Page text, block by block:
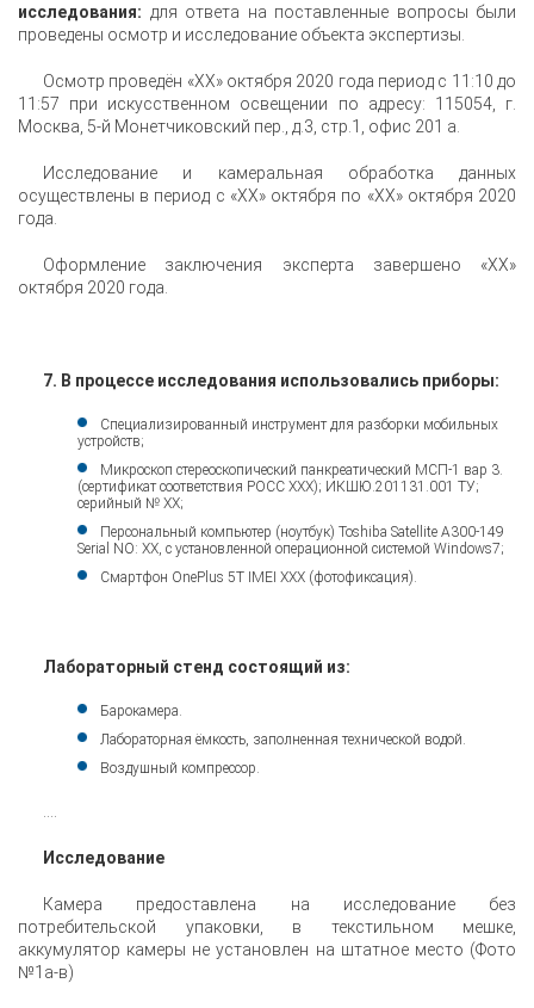
исследования: для ответа на поставленные вопросы были
проведены осмотр и исследование объекта экспертизы.
Осмотр проведён «XX» октября 2020 года период с 11:10 до
11:57 при искусственном освещении по адресу: 115054, г.
Москва, 5-й Монетчиковский пер., д.3, стр.1, офис 201 а.
Исследование и камеральная обработка данных
осуществлены в период с «XX» октября по «XX» октября 2020
года.
Оформление заключения эксперта завершено «XX»
октября 2020 года.
7. В процессе исследования использовались приборы:
Специализированный инструмент для разборки мобильных
устройств;
Микроскоп стереоскопический панкреатический МСП-1 вар 3.
(сертификат соответствия РОСС XXX); ИКШЮ.201131.001 ТУ;
серийный № XX;
Персональный компьютер (ноутбук) Toshiba Satellite A300-149
Serial NO: XX, с установленной операционной системой Windows7;
Смартфон OnePlus 5T IMEI XXX (фотофиксация).
Лабораторный стенд состоящий из:
Барокамера.
Лабораторная ёмкость, заполненная технической водой.
Воздушный компрессор.
Исследование
Камера предоставлена на исследование без
потребительской упаковки, в текстильном мешке,
аккумулятор камеры не установлен на штатное место (Фото
№1а-в)